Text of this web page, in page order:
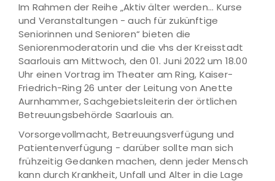
Im Rahmen der Reihe „Aktiv älter werden... Kurse
und Veranstaltungen - auch für zukünftige
Seniorinnen und Senioren“ bieten die
Seniorenmoderatorin und die vhs der Kreisstadt
Saarlouis am Mittwoch, den 01. Juni 2022 um 18.00
Uhr einen Vortrag im Theater am Ring, Kaiser-
Friedrich-Ring 26 unter der Leitung von Anette
Aurnhammer, Sachgebietsleiterin der örtlichen
Betreuungsbehörde Saarlouis an.
Vorsorgevollmacht, Betreuungsverfügung und
Patientenverfügung - darüber sollte man sich
frühzeitig Gedanken machen, denn jeder Mensch
kann durch Krankheit, Unfall und Alter in die Lage